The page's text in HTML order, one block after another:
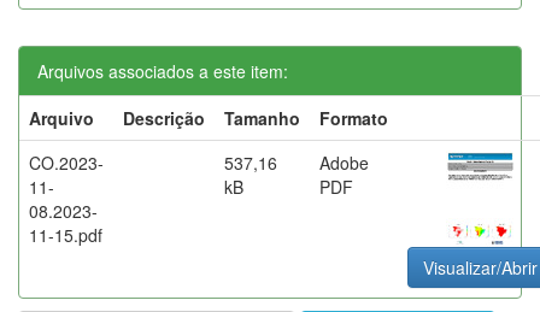
Arquivos associados a este item:
Arquivo
Descrição Tamanho
Formato
CO.2023-
11-
08.2023-
11-15.pdf
537,16
kB
Adobe
PDF
Visualizar/Abrir